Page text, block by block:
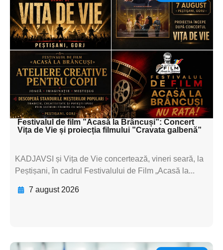
Adaugă aici textul pentru
subtitluAdaugă aici
textul pentru
subtitluAdaugă aici
textul pentru
subtitluAdaugă aici
textul pentru subti
Festivalul de film ”Acasă la Brâncuși”: Concert
Vița de Vie și proiecția filmului ”Cravata galbenă”
KADJAVSI și Vița de Vie concertează, vineri seară, la
Peștișani, în cadrul Festivalului de Film „Acasă la...
7 august 2026